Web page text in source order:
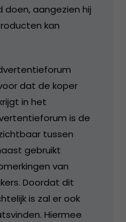
aangezien hij
kan
dat de koper
in het
is de
tussen
gebruikt
van
Doordat dit
is zal er ook
Hiermee